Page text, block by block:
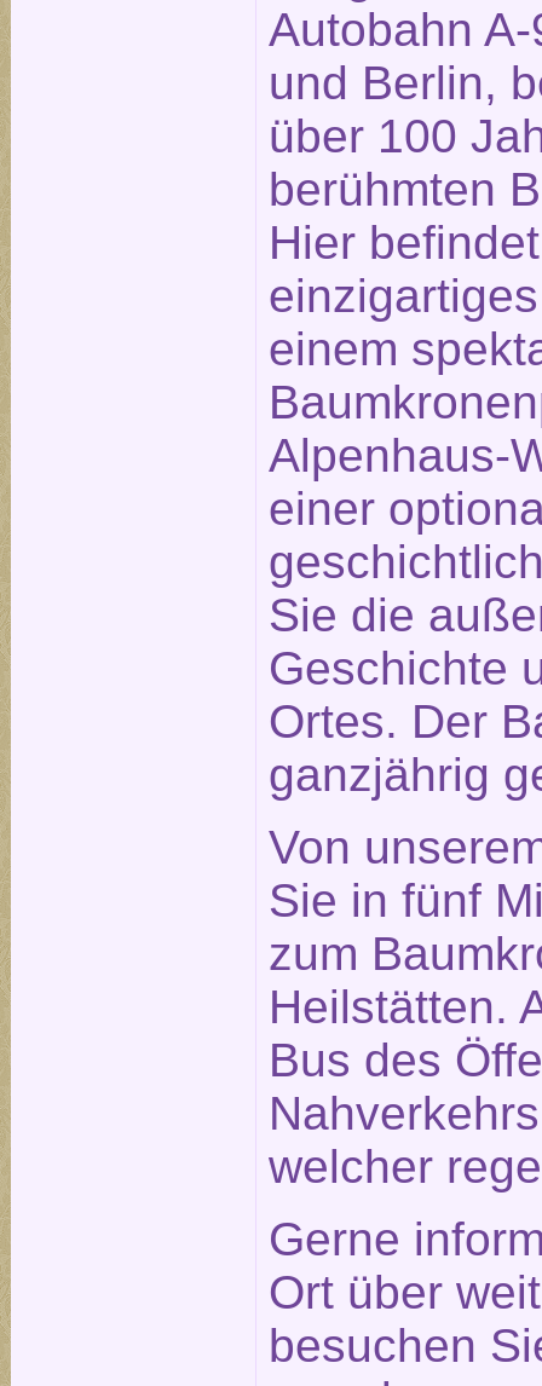
Autobahn
und Berlin,
über 100
berühmten
Hier
einem
Alpenhaus-
einer
Sie die
Geschichte
Ortes. Der
ganzjährig
Von
Sie in fünf
zum
Heilstätten.
Bus des
welcher
Gerne
Ort über
besuchen